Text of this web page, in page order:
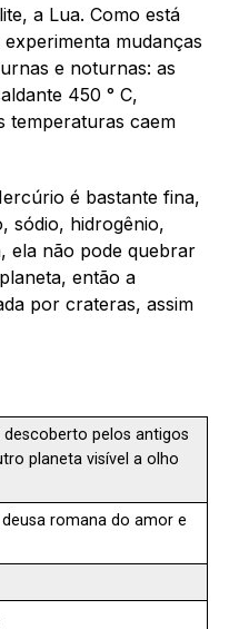
a Lua. Como está
mudanças
e noturnas: as
450 ° C,
temperaturas caem
é bastante fina,
sódio, hidrogênio,
ela não pode quebrar
então a
por crateras, assim
pelos antigos
planeta visível a olho
romana do amor e